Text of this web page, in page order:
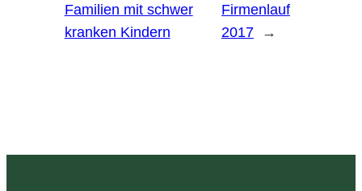
Familien mit schwer
kranken Kindern
Firmenlauf
2017
→